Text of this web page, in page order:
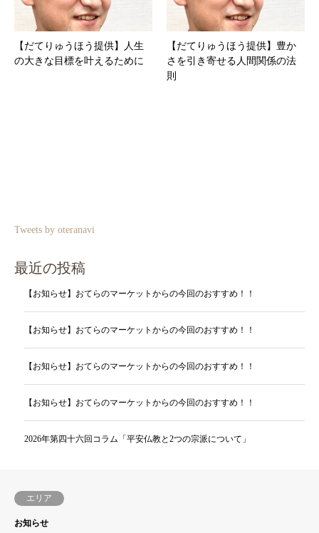
【だてりゅうほう提供】人生
の大きな目標を叶えるために
【だてりゅうほう提供】豊か
さを引き寄せる人間関係の法
則
Tweets by oteranavi
最近の投稿
【お知らせ】おてらのマーケットからの今回のおすすめ！！
【お知らせ】おてらのマーケットからの今回のおすすめ！！
【お知らせ】おてらのマーケットからの今回のおすすめ！！
【お知らせ】おてらのマーケットからの今回のおすすめ！！
2026年第四十六回コラム「平安仏教と2つの宗派について」
エリア
お知らせ